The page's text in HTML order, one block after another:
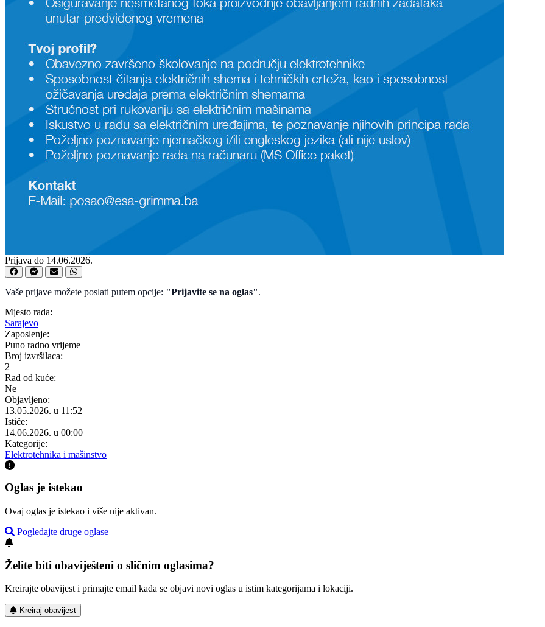
Prijava do 14.06.2026.
Vaše prijave možete poslati putem opcije: "Prijavite se na oglas".
Mjesto rada:
Sarajevo
Zaposlenje:
Puno radno vrijeme
Broj izvršilaca:
2
Rad od kuće:
Ne
Objavljeno:
13.05.2026. u 11:52
Ističe:
14.06.2026. u 00:00
Kategorije:
Elektrotehnika i mašinstvo
Oglas je istekao
Ovaj oglas je istekao i više nije aktivan.
Pogledajte druge oglase
Želite biti obaviješteni o sličnim oglasima?
Kreirajte obavijest i primajte email kada se objavi novi oglas u istim kategorijama i lokaciji.
Kreiraj obavijest